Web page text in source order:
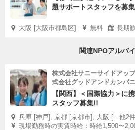
題サポートスタッフを募集
大阪 [大阪市都島区] 無料 長期
関連NPOアルバ
株式会社サニーサイドアッ
式会社グッドアンドカンパニ
【関西】＜国際協力＞に
スタッフ募集!!
兵庫 [神戸], 京都 [京都市], 大阪 [...他2件
現場勤務時の実質時給：時給1,500〜